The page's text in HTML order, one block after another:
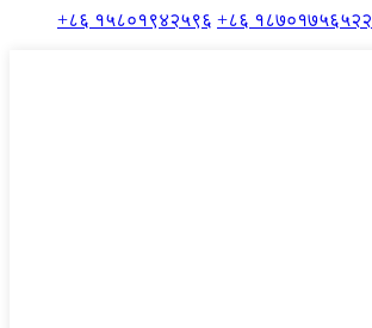
+८६ १५८०१९४२५९६ +८६ १८७०१७५६५२२